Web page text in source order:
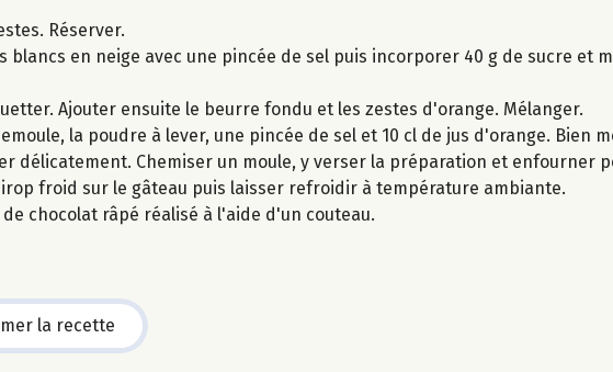
Réserver.
blancs en neige avec une pincée de sel puis incorporer 40 g de sucre et
Ajouter ensuite le beurre fondu et les zestes d'orange. Mélanger.
la poudre à lever, une pincée de sel et 10 cl de jus d'orange. Bien
délicatement. Chemiser un moule, y verser la préparation et enfourner
froid sur le gâteau puis laisser refroidir à température ambiante.
chocolat râpé réalisé à l'aide d'un couteau.
la recette